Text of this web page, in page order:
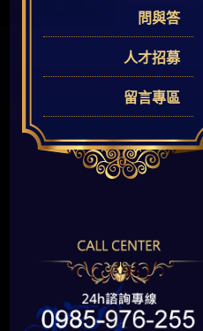
問與答
人才招募
留言專區